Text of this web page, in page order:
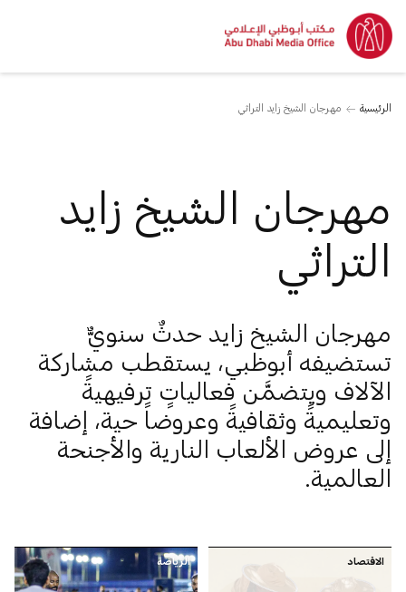
الرئيسية مهرجان الشيخ زايد التراثي
مهرجان الشيخ زايد
التراثي
مهرجان الشيخ زايد حدثٌ سنويٌّ
تستضيفه أبوظبي، يستقطب مشاركة
الآلاف ويتضمَّن فعالياتٍ ترفيهيةً
وتعليميةً وثقافيةً وعروضاً حية، إضافة
إلى عروض الألعاب النارية والأجنحة
العالمية.
الاقتصاد الرياضة